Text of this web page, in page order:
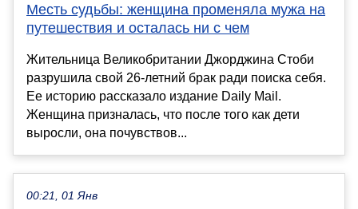
Месть судьбы: женщина променяла мужа на
путешествия и осталась ни с чем
Жительница Великобритании Джорджина Стоби
разрушила свой 26-летний брак ради поиска себя.
Ее историю рассказало издание Daily Mail.
Женщина призналась, что после того как дети
выросли, она почувствов...
00:21, 01 Янв